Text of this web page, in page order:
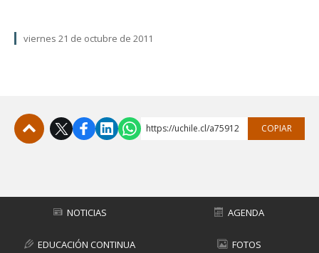
viernes 21 de octubre de 2011
https://uchile.cl/a75912 COPIAR
NOTICIAS AGENDA
EDUCACIÓN CONTINUA FOTOS